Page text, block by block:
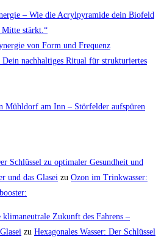
– Wie die Acrylpyramide dein Biofeld
Mitte stärkt.“
von Form und Frequenz
nachhaltiges Ritual für strukturiertes
Mühldorf am Inn – Störfelder aufspüren
Schlüssel zu optimaler Gesundheit und
und das Glasei zu Ozon im Trinkwasser:
klimaneutrale Zukunft des Fahrens –
zu Hexagonales Wasser: Der Schlüssel